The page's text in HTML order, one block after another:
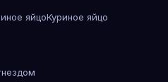
яйцоКуриное яйцо